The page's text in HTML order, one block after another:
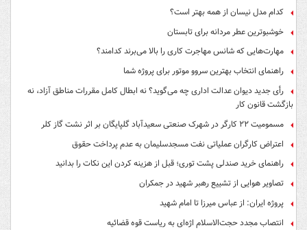
کدام مدل نیسان از همه بهتر است؟
خوشبوترین عطر مردانه برای تابستان
مهارت‌هایی که شانس مهاجرت کاری را بالا می‌برند کدامند؟
راهنمای انتخاب بهترین سروو موتور برای پروژه شما
رأی جدید دیوان عدالت اداری چه می‌گوید؟ نه ابطال کامل مقررات مناطق آزاد، نه
بازگشت قانون کار
مسمومیت ۲۲ کارگر در شهرک صنعتی سعیدآباد گلپایگان بر اثر نشت گاز کلر
اعتراض کارگران عملیاتی نفت مسجدسلیمان به عدم پرداخت حقوق
راهنمای خرید صندلی پشت توری؛ قبل از هزینه کردن این نکات را بدانید
تصاویر هوایی از تشییع رهبر شهید در جمکران
پروژه ایران: از عباس میرزا تا امام شهید
انتصاب مجدد حجت‌الاسلام اژه‌ای به ریاست قوه‌ قضائیه